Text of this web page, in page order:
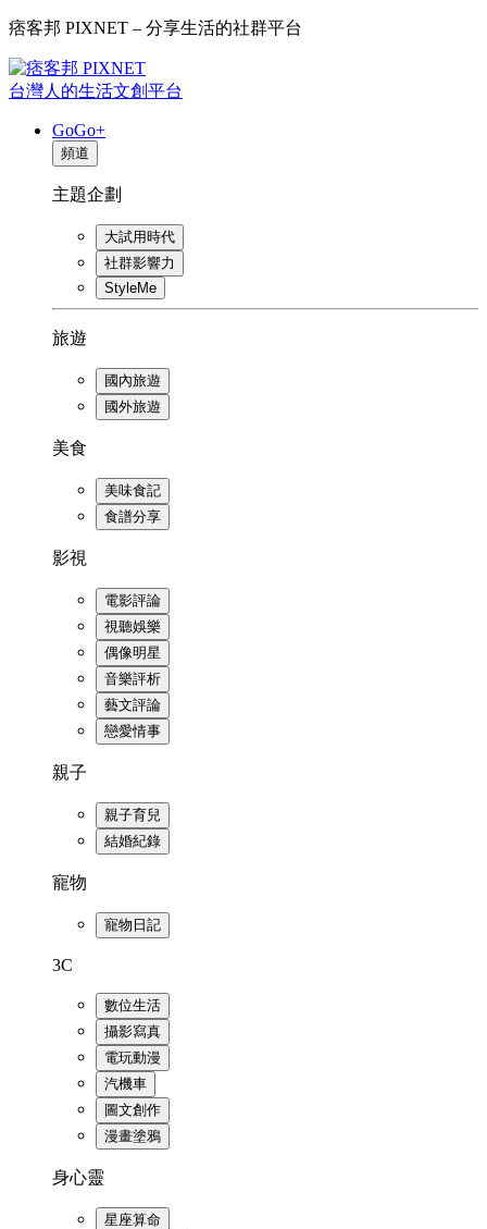
痞客邦 PIXNET – 分享生活的社群平台
台灣人的生活文創平台
GoGo+
頻道
主題企劃
大試用時代
社群影響力
StyleMe
旅遊
國內旅遊
國外旅遊
美食
美味食記
食譜分享
影視
電影評論
視聽娛樂
偶像明星
音樂評析
藝文評論
戀愛情事
親子
親子育兒
結婚紀錄
寵物
寵物日記
3C
數位生活
攝影寫真
電玩動漫
汽機車
圖文創作
漫畫塗鴉
身心靈
星座算命